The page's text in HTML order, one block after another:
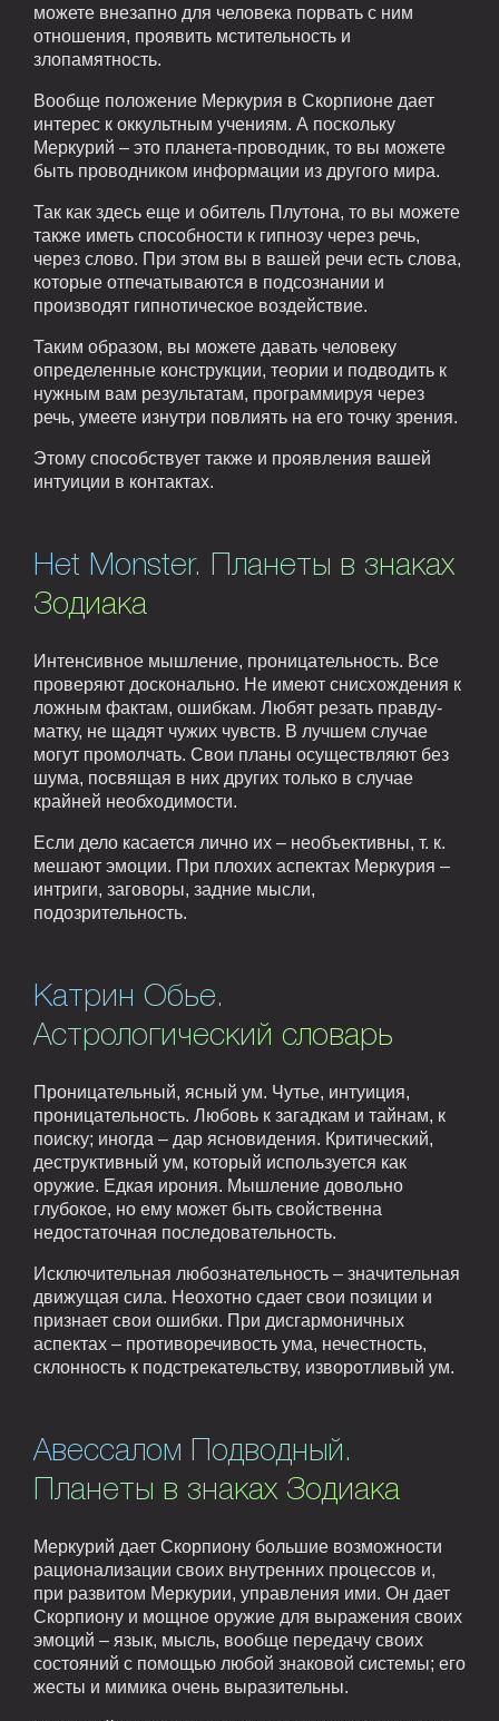
можете внезапно для человека порвать с ним
отношения, проявить мстительность и
злопамятность.
Вообще положение Меркурия в Скорпионе дает
интерес к оккультным учениям. А поскольку
Меркурий – это планета-проводник, то вы можете
быть проводником информации из другого мира.
Так как здесь еще и обитель Плутона, то вы можете
также иметь способности к гипнозу через речь,
через слово. При этом вы в вашей речи есть слова,
которые отпечатываются в подсознании и
производят гипнотическое воздействие.
Таким образом, вы можете давать человеку
определенные конструкции, теории и подводить к
нужным вам результатам, программируя через
речь, умеете изнутри повлиять на его точку зрения.
Этому способствует также и проявления вашей
интуиции в контактах.
Het Monster. Планеты в знаках
Зодиака
Интенсивное мышление, проницательность. Все
проверяют досконально. Не имеют снисхождения к
ложным фактам, ошибкам. Любят резать правду-
матку, не щадят чужих чувств. В лучшем случае
могут промолчать. Свои планы осуществляют без
шума, посвящая в них других только в случае
крайней необходимости.
Если дело касается лично их – необъективны, т. к.
мешают эмоции. При плохих аспектах Меркурия –
интриги, заговоры, задние мысли,
подозрительность.
Катрин Обье.
Астрологический словарь
Проницательный, ясный ум. Чутье, интуиция,
проницательность. Любовь к загадкам и тайнам, к
поиску; иногда – дар ясновидения. Критический,
деструктивный ум, который используется как
оружие. Едкая ирония. Мышление довольно
глубокое, но ему может быть свойственна
недостаточная последовательность.
Исключительная любознательность – значительная
движущая сила. Неохотно сдает свои позиции и
признает свои ошибки. При дисгармоничных
аспектах – противоречивость ума, нечестность,
склонность к подстрекательству, изворотливый ум.
Авессалом Подводный.
Планеты в знаках Зодиака
Меркурий дает Скорпиону большие возможности
рационализации своих внутренних процессов и,
при развитом Меркурии, управления ими. Он дает
Скорпиону и мощное оружие для выражения своих
эмоций – язык, мысль, вообще передачу своих
состояний с помощью любой знаковой системы; его
жесты и мимика очень выразительны.